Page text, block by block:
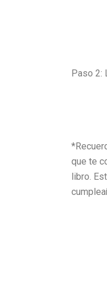
Paso 2:
que te
libro.